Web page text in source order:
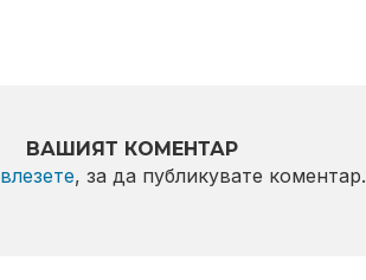
ВАШИЯТ КОМЕНТАР
влезете, за да публикувате коментар.